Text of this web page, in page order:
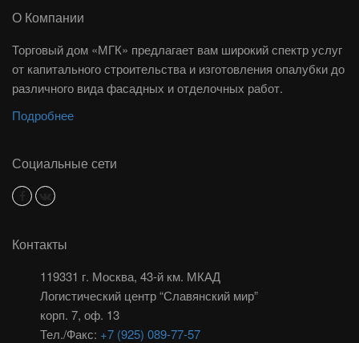
О Компании
Торговый дом «МГК» предлагает вам широкий спектр услуг
от капитального строительства и изготовления опалубки до
различного вида фасадных и отделочных работ.
Подробнее
Социальные сети
Контакты
119331 г. Москва, 43-й км. МКАД
Логистический центр “Славянский мир”
корп. 7, оф. 13
Тел./Факс: +7 (925) 089-77-57